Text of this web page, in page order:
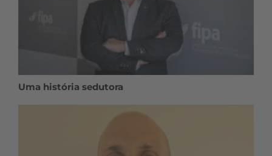
Uma história sedutora